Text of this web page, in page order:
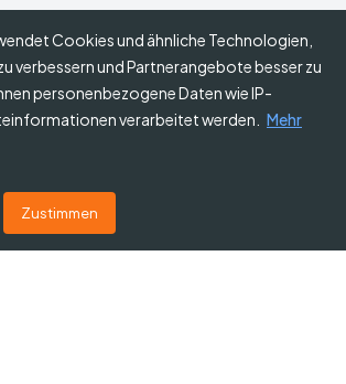
Cookies und ähnliche Technologien,
verbessern und Partnerangebote besser zu
personenbezogene Daten wie IP-
verarbeitet werden.
Mehr
Zustimmen